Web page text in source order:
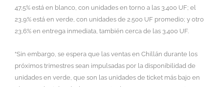
47,5% está en blanco, con unidades en torno a las 3.400 UF; el
23,9% está en verde, con unidades de 2.500 UF promedio; y otro
23,6% en entrega inmediata, también cerca de las 3.400 UF.
“Sin embargo, se espera que las ventas en Chillán durante los
próximos trimestres sean impulsadas por la disponibilidad de
unidades en verde, que son las unidades de ticket más bajo en